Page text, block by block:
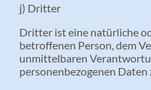
j) Dritter
Dritter ist eine natürliche
betroffenen Person, dem
unmittelbaren
personenbezogenen Daten